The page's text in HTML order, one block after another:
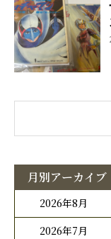
月別アーカイブ
2026年8月
2026年7月